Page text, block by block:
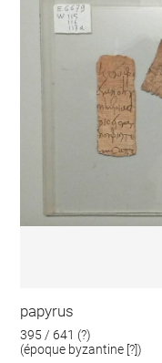
papyrus
395 / 641 (?)
(époque byzantine [?])